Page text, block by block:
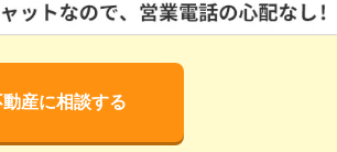
産に相談する